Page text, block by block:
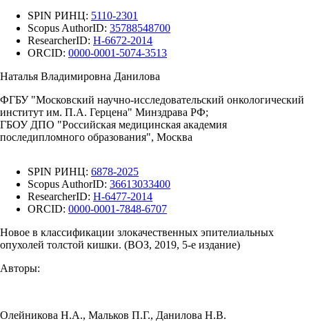
SPIN РИНЦ: 5110-2301
Scopus AuthorID: 35788548700
ResearcherID: H-6672-2014
ORCID: 0000-0001-5074-3513
Наталья Владимировна Данилова
ФГБУ "Московский научно-исследовательский онкологический
институт им. П.А. Герцена" Минздрава РФ;
ГБОУ ДПО "Российская медицинская академия
последипломного образования", Москва
SPIN РИНЦ: 6878-2025
Scopus AuthorID: 36613033400
ResearcherID: H-6477-2014
ORCID: 0000-0001-7848-6707
Новое в классификации злокачественных эпителиальных
опухолей толстой кишки. (ВОЗ, 2019, 5-е издание)
Авторы:
Олейникова Н.А., Мальков П.Г., Данилова Н.В.